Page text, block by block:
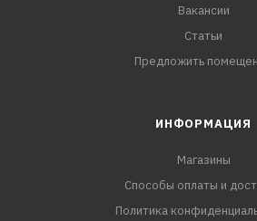
Вакансии
Статьи
Предложить
ИНФОРМАЦИЯ
Магазины
Способы оплаты и
Политика